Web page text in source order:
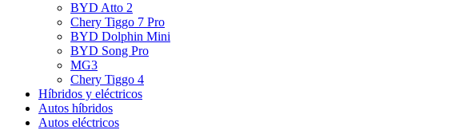
BYD Atto 2
Chery Tiggo 7 Pro
BYD Dolphin Mini
BYD Song Pro
MG3
Chery Tiggo 4
Híbridos y eléctricos
Autos híbridos
Autos eléctricos